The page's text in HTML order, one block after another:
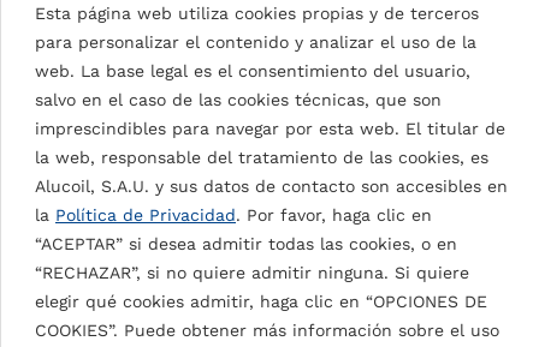
Esta página web utiliza cookies propias y de terceros
para personalizar el contenido y analizar el uso de la
web. La base legal es el consentimiento del usuario,
salvo en el caso de las cookies técnicas, que son
imprescindibles para navegar por esta web. El titular de
la web, responsable del tratamiento de las cookies, es
Alucoil, S.A.U. y sus datos de contacto son accesibles en
la Política de Privacidad. Por favor, haga clic en
“ACEPTAR” si desea admitir todas las cookies, o en
“RECHAZAR”, si no quiere admitir ninguna. Si quiere
elegir qué cookies admitir, haga clic en “OPCIONES DE
COOKIES”. Puede obtener más información sobre el uso
SIGNAL WHITE 9003